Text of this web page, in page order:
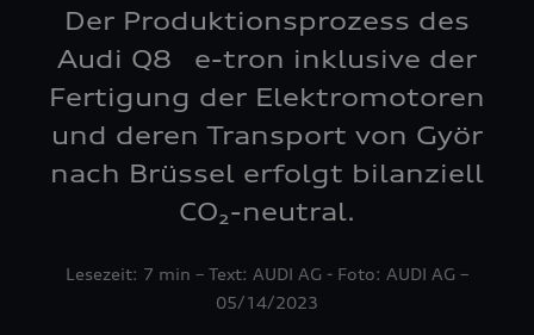
Der Produktionsprozess des
Audi Q8 e-tron inklusive der
Fertigung der Elektromotoren
und deren Transport von Györ
nach Brüssel erfolgt bilanziell
CO₂-neutral.
Lesezeit: 7 min – Text: AUDI AG - Foto: AUDI AG –
05/14/2023